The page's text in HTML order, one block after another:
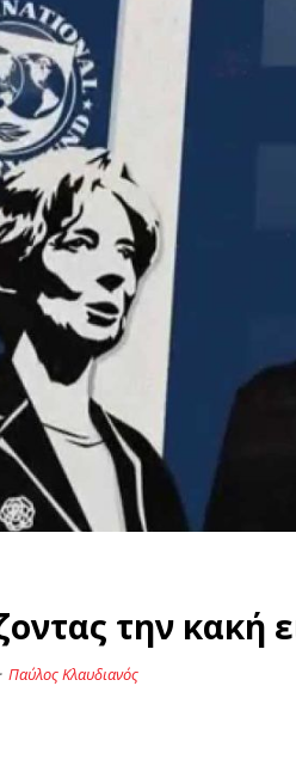
την κακή
· Παύλος Κλαυδιανός